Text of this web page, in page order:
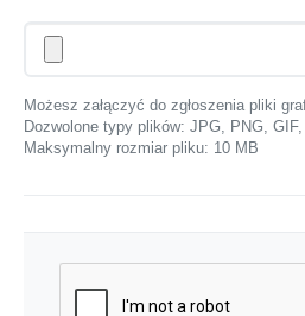
Możesz załączyć do zgłoszenia pliki
Dozwolone typy plików: JPG, PNG,
Maksymalny rozmiar pliku: 10 MB